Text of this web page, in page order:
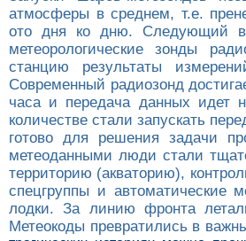
атмосферы в среднем, т.е.
ото дня ко дню. Следующий
метеорологические зонды
станцию результаты
Современный радиозонд
часа и передача данных идет
количестве стали запускать
готово для решения задачи
метеоданными люди стали
территорию (акваторию),
спецгруппы и автоматические
лодки. За линию фронта
Метеокоды превратились в